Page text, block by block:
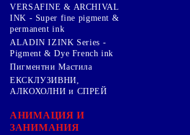
VERSAFINE & ARCHIVAL
INK - Super fine pigment &
permanent ink
ALADIN IZINK Series -
Pigment & Dye French ink
Пигментни Мастила
ЕКСКЛУЗИВНИ,
АЛКОХОЛНИ и СПРЕЙ
АНИМАЦИЯ И
ЗАНИМАНИЯ